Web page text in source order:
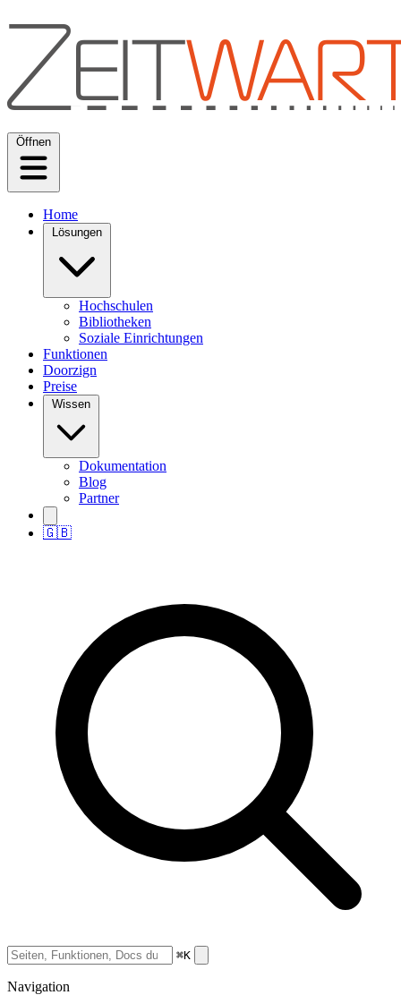
Öffnen
Home
Lösungen
Hochschulen
Bibliotheken
Soziale Einrichtungen
Funktionen
Doorzign
Preise
Wissen
Dokumentation
Blog
Partner
🇬🇧
⌘K
Navigation